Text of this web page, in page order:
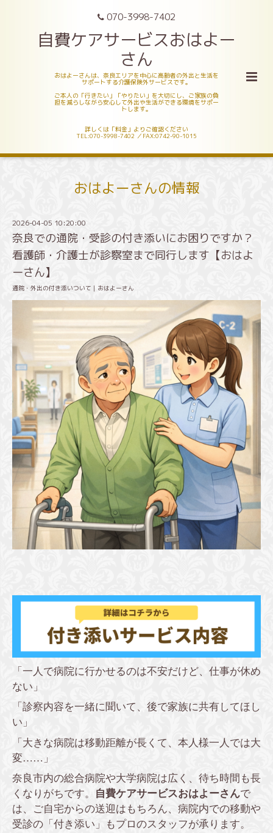
070-3998-7402
自費ケアサービスおはよー
さん
おはよーさんは、奈良エリアを中心に高齢者の外出と生活を
サポートする介護保険外サービスです。
ご本人の「行きたい」「やりたい」を大切にし、ご家族の負
担を減らしながら安心して外出や生活ができる環境をサポー
トします。
詳しくは「料金」よりご確認ください
TEL:070-3998-7402 ／FAX:0742-90-1015
おはよーさんの情報
2026-04-05 10:20:00
奈良での通院・受診の付き添いにお困りですか？
看護師・介護士が診察室まで同行します【おはよ
ーさん】
通院・外出の付き添いついて｜おはよーさん
「一人で病院に行かせるのは不安だけど、仕事が休め
ない」
「診察内容を一緒に聞いて、後で家族に共有してほし
い」
「大きな病院は移動距離が長くて、本人様一人では大
変……」
奈良市内の総合病院や大学病院は広く、待ち時間も長
くなりがちです。
自費ケアサービスおはよーさんで
は、ご自宅からの送迎はもちろん、病院内での移動や
受診の「付き添い」もプロのスタッフが承ります。